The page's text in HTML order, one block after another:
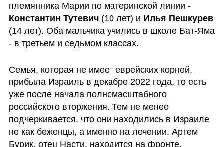
племянника Марии по материнской линии -
Константин Тутевич (10 лет) и Илья Пешкурев
(14 лет). Оба мальчика учились в школе Бат-Яма
- в третьем и седьмом классах.
Семья, которая не имеет еврейских корней,
прибыла Израиль в декабре 2022 года, то есть
уже после начала полномасштабного
российского вторжения. Тем не менее
подчеркивается, что они находились в Израиле
не как беженцы, а именно на лечении. Артем
Бурик, отец Насти, находится на фронте.